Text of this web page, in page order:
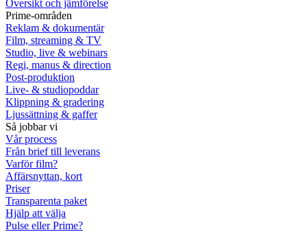
Översikt och jämförelse
Prime-områden
Reklam & dokumentär
Film, streaming & TV
Studio, live & webinars
Regi, manus & direction
Post-produktion
Live- & studiopoddar
Klippning & gradering
Ljussättning & gaffer
Så jobbar vi
Vår process
Från brief till leverans
Varför film?
Affärsnyttan, kort
Priser
Transparenta paket
Hjälp att välja
Pulse eller Prime?